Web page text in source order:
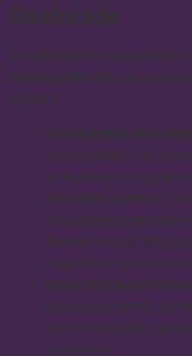
Realidade
A realidade do sono infantil
amplamente entre as
incluem:
Variabilidade
necessidades de
uma criança pode não
Desafios Comuns:
dificuldades para
durante a noite são
específicas para
Importância da
sono consistente e
confortável pode
da criança.